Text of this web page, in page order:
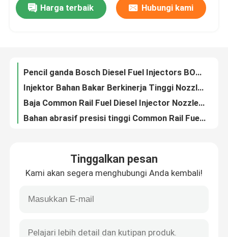
Tentang kami
Kontrol kualitas
Hubungi kami
Permintaan Penawaran
Common Rail Test Equipment
Harga terbaik Hubungi kami
Bagian Otomotif Injektor Bahan Bakar Nozzle T Series 0 433 300 294 / DL 110 T 1167
DLLA150P835 / DLLA150P1622 BOSCH Common Rail Fuel Injector Nozzle Seri S
Tinggalkan pesan
Kami akan segera menghubungi Anda kembali!